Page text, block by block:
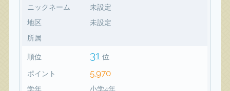
ニックネーム
未設定
地区
未設定
所属
順位 31 位
ポイント 5,970
学年 小学4年